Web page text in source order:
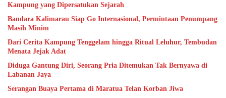
Kampung yang Dipersatukan Sejarah
Bandara Kalimarau Siap Go Internasional, Permintaan Penumpang
Masih Minim
Dari Cerita Kampung Tenggelam hingga Ritual Leluhur, Tembudan
Menata Jejak Adat
Diduga Gantung Diri, Seorang Pria Ditemukan Tak Bernyawa di
Labanan Jaya
Serangan Buaya Pertama di Maratua Telan Korban Jiwa